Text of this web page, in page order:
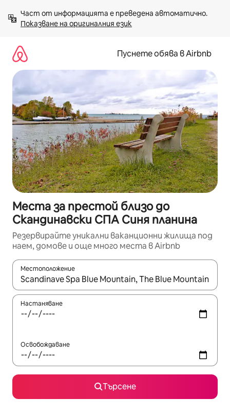
към
съдържанието
Показване на оригиналния език
Пуснете обява в Airbnb
Места за престой близо до
Скандинавски СПА Синя планина
Резервирайте уникални ваканционни жилища под
наем, домове и още много места в Airbnb
Местоположение
Когато резултатите се покажат, използвайте
Настаняване
Освобождаване
Търсене